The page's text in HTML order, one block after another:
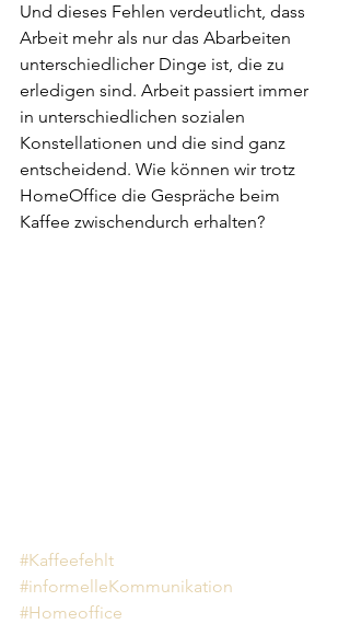
Und dieses Fehlen verdeutlicht, dass
Arbeit mehr als nur das Abarbeiten
unterschiedlicher Dinge ist, die zu
erledigen sind. Arbeit passiert immer
in unterschiedlichen sozialen
Konstellationen und die sind ganz
entscheidend. Wie können wir trotz
HomeOffice die Gespräche beim
Kaffee zwischendurch erhalten?
#Kaffeefehlt
#informelleKommunikation
#Homeoffice